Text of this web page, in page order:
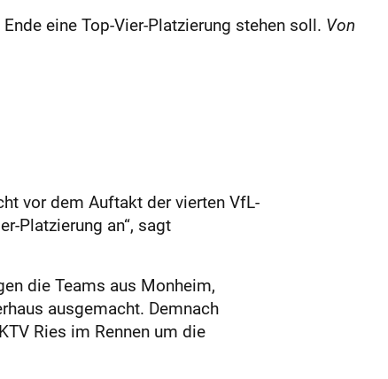
eine Top-Vier-Platzierung stehen soll. Von
vor dem Auftakt der vierten VfL-
Platzierung an“, sagt
die Teams aus Monheim,
ausgemacht. Demnach
Ries im Rennen um die